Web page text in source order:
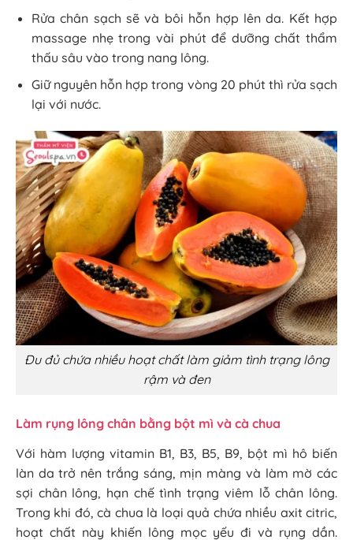
Rửa chân sạch sẽ và bôi hỗn hợp lên da. Kết hợp
massage nhẹ trong vài phút để dưỡng chất thẩm
thấu sâu vào trong nang lông.
Giữ nguyên hỗn hợp trong vòng 20 phút thì rửa sạch
lại với nước.
Đu đủ chứa nhiều hoạt chất làm giảm tình trạng lông
rậm và đen
Làm rụng lông chân bằng bột mì và cà chua
Với hàm lượng vitamin B1, B3, B5, B9, bột mì hô biến
làn da trở nên trắng sáng, mịn màng và làm mờ các
sợi chân lông, hạn chế tình trạng viêm lỗ chân lông.
Trong khi đó, cà chua là loại quả chứa nhiều axit citric,
hoạt chất này khiến lông mọc yếu đi và rụng dần.